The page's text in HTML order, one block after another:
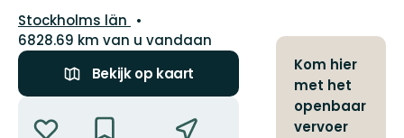
Regio:
Stockholms län
6828.69 km van u vandaan
Bekijk op kaart
Kom hier
met het
openbaar
vervoer